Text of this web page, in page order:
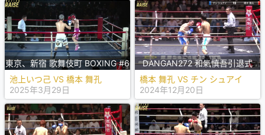
東京、新宿 歌舞伎町 BOXING #6
池上いつ己 VS 橋本 舞孔
2025年3月29日
DANGAN272 和氣慎吾引退式
橋本 舞孔 VS チン シュアイ
2024年12月20日